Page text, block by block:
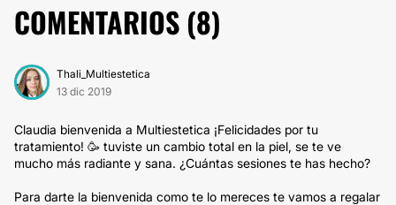
COMENTARIOS (8)
Thali_Multiestetica
13 dic 2019
Claudia bienvenida a Multiestetica ¡Felicidades por tu
tratamiento! 🥳 tuviste un cambio total en la piel, se te ve
mucho más radiante y sana. ¿Cuántas sesiones te has hecho?
Para darte la bienvenida como te lo mereces te vamos a regalar